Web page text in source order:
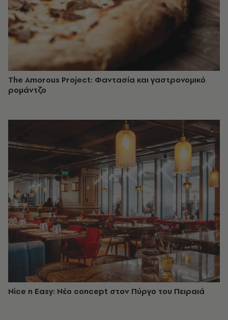
The Amorous Project: Φαντασία και γαστρονομικό
ρομάντζο
Nice n Easy: Νέο concept στον Πύργο του Πειραιά